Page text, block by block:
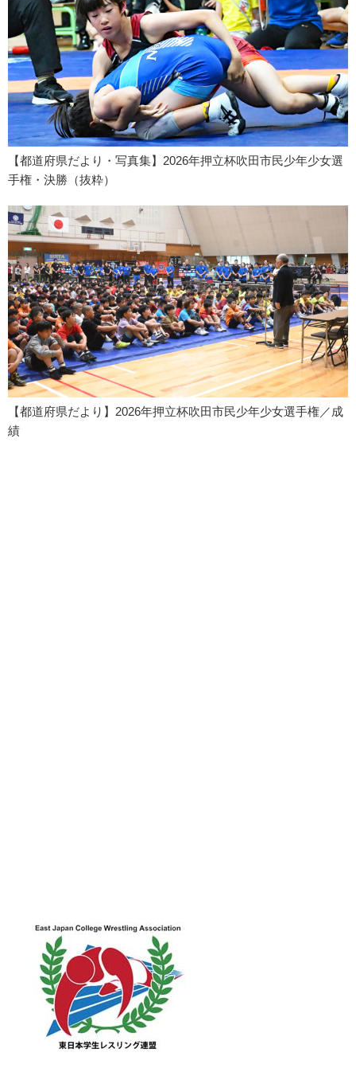
【都道府県だより・写真集】2026年押立杯吹田市民少年少女選
手権・決勝（抜粋）
【都道府県だより】2026年押立杯吹田市民少年少女選手権／成
績